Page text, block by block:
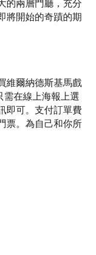
的兩層門廳，充分
將開始的奇蹟的期
維爾納德斯基馬戲
需在線上海報上選
即可。支付訂單費
票。為自己和你所